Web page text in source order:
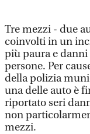
Tre mezzi - due
coinvolti in un
più paura e danni
persone. Per
della polizia
una delle auto è
riportato seri
non
mezzi.